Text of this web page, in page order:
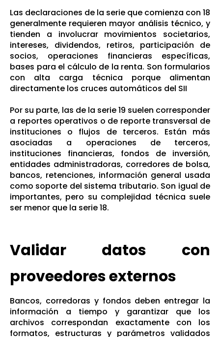
Las declaraciones de la serie que comienza con 18
generalmente requieren mayor análisis técnico, y
tienden a involucrar movimientos societarios,
intereses, dividendos, retiros, participación de
socios, operaciones financieras específicas,
bases para el cálculo de la renta. Son formularios
con alta carga técnica porque alimentan
directamente los cruces automáticos del SII
Por su parte, las de la serie 19 suelen corresponder
a reportes operativos o de reporte transversal de
instituciones o flujos de terceros. Están más
asociadas a operaciones de terceros,
instituciones financieras, fondos de inversión,
entidades administradoras, corredores de bolsa,
bancos, retenciones, información general usada
como soporte del sistema tributario. Son igual de
importantes, pero su complejidad técnica suele
ser menor que la serie 18.
Validar datos con
proveedores externos
Bancos, corredoras y fondos deben entregar la
información a tiempo y garantizar que los
archivos correspondan exactamente con los
formatos, estructuras y parámetros validados